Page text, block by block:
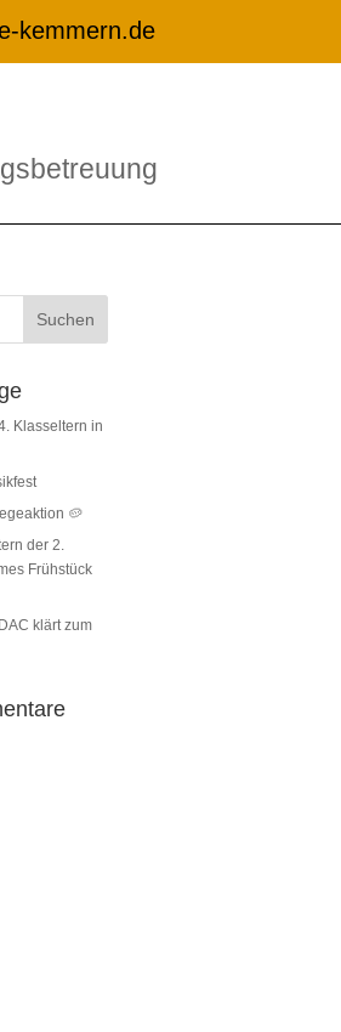
kemmern.de
Klasseltern in
🥔
der 2.
Frühstück
klärt zum